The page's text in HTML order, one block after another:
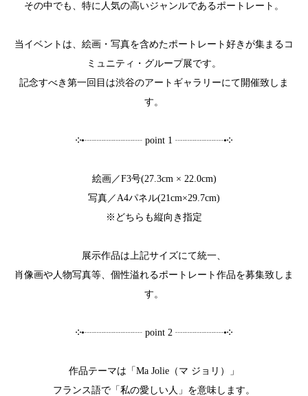
その中でも、特に人気の高いジャンルであるポートレート。
当イベントは、絵画・写真を含めたポートレート好きが集まるコ
ミュニティ・グループ展です。
記念すべき第一回目は渋谷のアートギャラリーにて開催致しま
す。
༶•┈┈┈┈┈┈ point 1 ┈┈┈┈┈•༶
絵画／F3号(27.3cm × 22.0cm)
写真／A4パネル(21cm×29.7cm)
※どちらも縦向き指定
展示作品は上記サイズにて統一、
肖像画や人物写真等、個性溢れるポートレート作品を募集致しま
す。
༶•┈┈┈┈┈┈ point 2 ┈┈┈┈┈•༶
作品テーマは「Ma Jolie（マ ジョリ）」
フランス語で「私の愛しい人」を意味します。